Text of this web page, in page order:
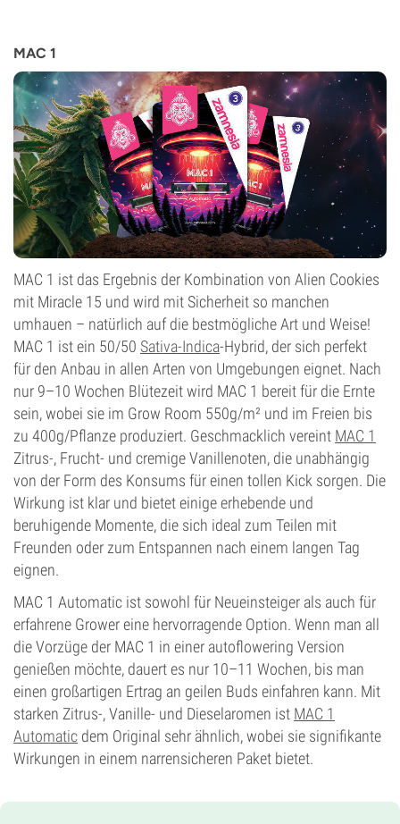
Gering
Blütentyp
Photoperiodisch
MAC 1
MAC 1 ist das Ergebnis der Kombination von Alien Cookies
mit Miracle 15 und wird mit Sicherheit so manchen
umhauen – natürlich auf die bestmögliche Art und Weise!
MAC 1 ist ein 50/50 Sativa-Indica-Hybrid, der sich perfekt
für den Anbau in allen Arten von Umgebungen eignet. Nach
nur 9–10 Wochen Blütezeit wird MAC 1 bereit für die Ernte
sein, wobei sie im Grow Room 550g/m² und im Freien bis
zu 400g/Pflanze produziert. Geschmacklich vereint MAC 1
Zitrus-, Frucht- und cremige Vanillenoten, die unabhängig
von der Form des Konsums für einen tollen Kick sorgen. Die
Wirkung ist klar und bietet einige erhebende und
beruhigende Momente, die sich ideal zum Teilen mit
Freunden oder zum Entspannen nach einem langen Tag
eignen.
MAC 1 Automatic ist sowohl für Neueinsteiger als auch für
erfahrene Grower eine hervorragende Option. Wenn man all
die Vorzüge der MAC 1 in einer autoflowering Version
genießen möchte, dauert es nur 10–11 Wochen, bis man
einen großartigen Ertrag an geilen Buds einfahren kann. Mit
starken Zitrus-, Vanille- und Dieselaromen ist MAC 1
Automatic dem Original sehr ähnlich, wobei sie signifikante
Wirkungen in einem narrensicheren Paket bietet.